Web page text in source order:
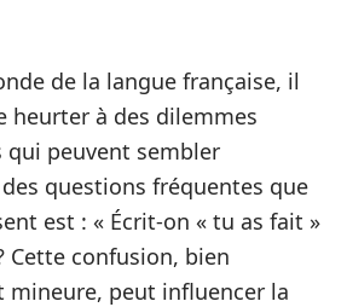
de la langue française, il
heurter à des dilemmes
peuvent sembler
questions fréquentes que
est : « Écrit-on « tu as fait »
Cette confusion, bien
mineure, peut influencer la